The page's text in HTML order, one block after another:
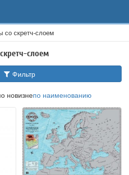
со скретч-слоем
слоем
Фильтр
новизнепо наименованию